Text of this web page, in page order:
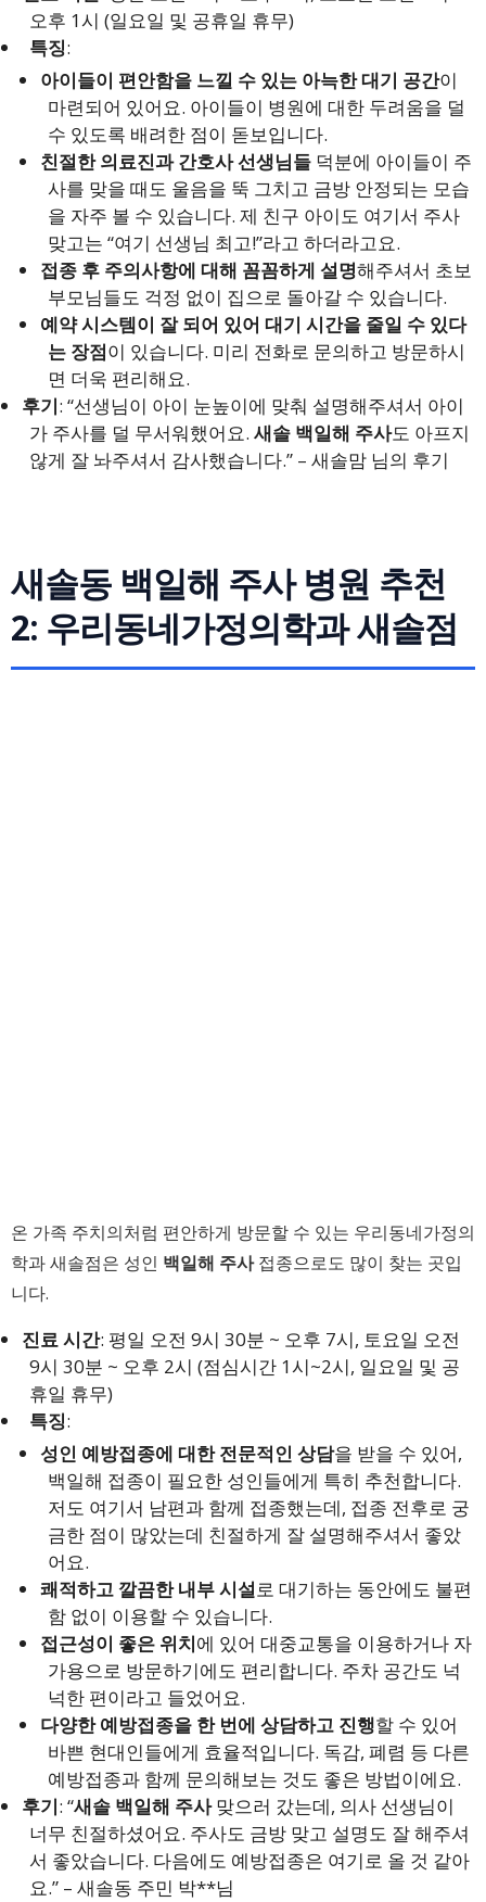
오후 1시 (일요일 및 공휴일 휴무)
특징:
아이들이 편안함을 느낄 수 있는 아늑한 대기 공간이
마련되어 있어요. 아이들이 병원에 대한 두려움을 덜
수 있도록 배려한 점이 돋보입니다.
친절한 의료진과 간호사 선생님들 덕분에 아이들이 주
사를 맞을 때도 울음을 뚝 그치고 금방 안정되는 모습
을 자주 볼 수 있습니다. 제 친구 아이도 여기서 주사
맞고는 “여기 선생님 최고!”라고 하더라고요.
접종 후 주의사항에 대해 꼼꼼하게 설명해주셔서 초보
부모님들도 걱정 없이 집으로 돌아갈 수 있습니다.
예약 시스템이 잘 되어 있어 대기 시간을 줄일 수 있다
는 장점이 있습니다. 미리 전화로 문의하고 방문하시
면 더욱 편리해요.
후기: “선생님이 아이 눈높이에 맞춰 설명해주셔서 아이
가 주사를 덜 무서워했어요. 새솔 백일해 주사도 아프지
않게 잘 놔주셔서 감사했습니다.” – 새솔맘 님의 후기
새솔동 백일해 주사 병원 추천
2: 우리동네가정의학과 새솔점
온 가족 주치의처럼 편안하게 방문할 수 있는 우리동네가정의
학과 새솔점은 성인 백일해 주사접종으로도 많이 찾는 곳입
니다.
진료 시간: 평일 오전 9시 30분 ~ 오후 7시, 토요일 오전
9시 30분 ~ 오후 2시 (점심시간 1시~2시, 일요일 및 공
휴일 휴무)
특징:
성인 예방접종에 대한 전문적인 상담을 받을 수 있어,
백일해 접종이 필요한 성인들에게 특히 추천합니다.
저도 여기서 남편과 함께 접종했는데, 접종 전후로 궁
금한 점이 많았는데 친절하게 잘 설명해주셔서 좋았
어요.
쾌적하고 깔끔한 내부 시설로 대기하는 동안에도 불편
함 없이 이용할 수 있습니다.
접근성이 좋은 위치에 있어 대중교통을 이용하거나 자
가용으로 방문하기에도 편리합니다. 주차 공간도 넉
넉한 편이라고 들었어요.
다양한 예방접종을 한 번에 상담하고 진행할 수 있어
바쁜 현대인들에게 효율적입니다. 독감, 폐렴 등 다른
예방접종과 함께 문의해보는 것도 좋은 방법이에요.
후기: “새솔 백일해 주사맞으러 갔는데, 의사 선생님이
너무 친절하셨어요. 주사도 금방 맞고 설명도 잘 해주셔
서 좋았습니다. 다음에도 예방접종은 여기로 올 것 같아
요.” – 새솔동 주민 박**님